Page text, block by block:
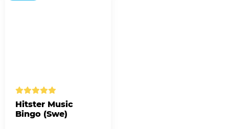
Hitster Music
Bingo (Swe)